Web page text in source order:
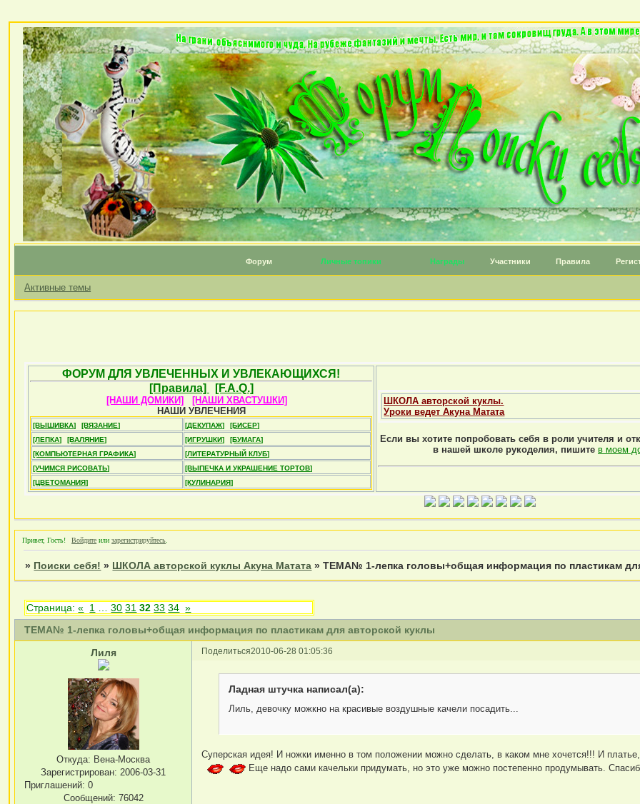
Форум Личные топики Награды Участники Правила
Активные темы
ФОРУМ ДЛЯ УВЛЕЧЕННЫХ И УВЛЕКАЮЩИХСЯ!
[Правила]
[F.A.Q.]
[НАШИ ДОМИКИ]
[НАШИ ХВАСТУШКИ]
НАШИ УВЛЕЧЕНИЯ
[ВЫШИВКА] [ВЯЗАНИЕ] [ДЕКУПАЖ]
[БИСЕР]
[ЛЕПКА]
[ВАЛЯНИЕ] [ИГРУШКИ]
[БУМАГА]
[КОМПЬЮТЕРНАЯ ГРАФИКА]
[ЛИТЕРАТУРНЫЙ КЛУБ]
[УЧИМСЯ РИСОВАТЬ]
[ВЫПЕЧКА И УКРАШЕНИЕ ТОРТОВ]
[ЦВЕТОМАНИЯ]
[КУЛИНАРИЯ]
ШКОЛА авторской куклы.
Уроки ведет Акуна Матата
Если вы хотите попробовать себя в роли учителя и
в нашей школе рукоделия, пишите в моем
Привет, Гость! Войдите илизарегистрируйтесь
» Поиски себя! » ШКОЛА авторской куклы Акуна Матата »ТЕМА№ 1-лепка головы+общая информация по пластикам
ТЕМА№ 1-лепка головы+общая информация по пластикам для авторской куклы
Страница:« 1 30 31 32 33 34 »
Поделиться2010-06-28 01:05:36
Лиля
Откуда: Вена-Москва
Зарегистрирован: 2006-03-31
Приглашений: 0
Сообщений: 76042
Ладная штучка написал(а):
Лиль, девочку можкно на красивые воздушные качели посадить...
Суперская идея! И ножки именно в том положении можно сделать, в каком мне хочется!!! И
Еще надо сами качельки придумать, но это уже можно постепенно продумывать.